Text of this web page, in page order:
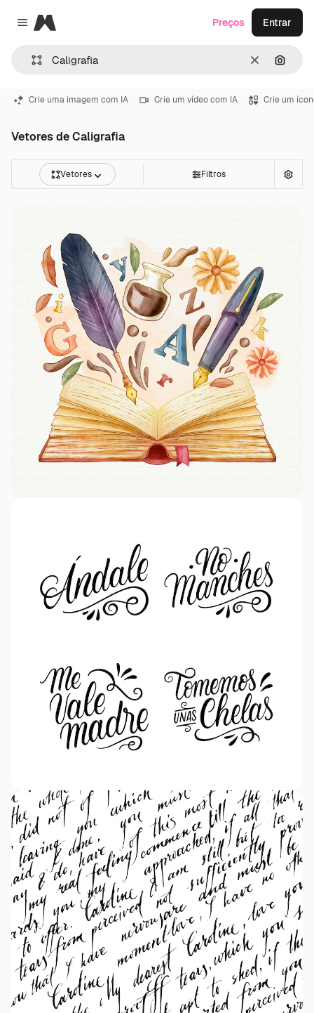
Close menu
Magnific
Limpar
Preços Entrar
Crie uma imagem com IA Crie um vídeo com IA Crie um
Vetores de Caligrafia
Vetores Filtros